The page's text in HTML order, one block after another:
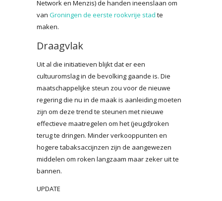
Network en Menzis) de handen ineenslaan om
van Groningen de eerste rookvrije stad te
maken.
Draagvlak
Uit al die initiatieven blijkt dat er een
cultuuromslag in de bevolking gaande is. Die
maatschappelijke steun zou voor de nieuwe
regering die nu in de maak is aanleiding moeten
zijn om deze trend te steunen met nieuwe
effectieve maatregelen om het (jeugd)roken
terug te dringen. Minder verkooppunten en
hogere tabaksaccijnzen zijn de aangewezen
middelen om roken langzaam maar zeker uit te
bannen.
UPDATE